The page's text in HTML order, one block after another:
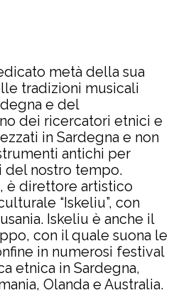
metà della sua
tradizioni musicali
e del
dei ricercatori etnici e
in Sardegna e non
antichi per
del nostro tempo.
è direttore artistico
“Iskeliu”, con
Iskeliu è anche il
con il quale suona le
in numerosi festival
etnica in Sardegna,
Olanda e Australia.